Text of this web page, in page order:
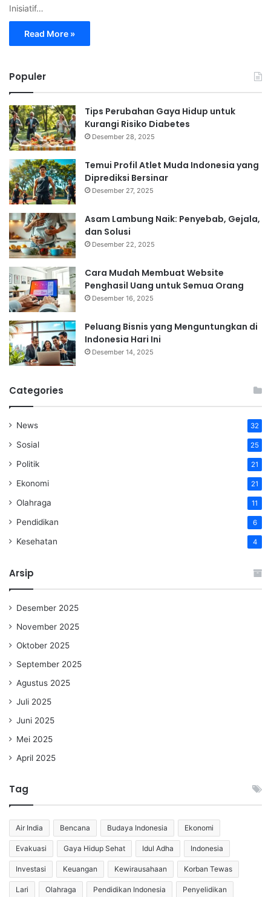
Inisiatif…
Read More »
Populer
Tips Perubahan Gaya Hidup untuk
Kurangi Risiko Diabetes
Desember 28, 2025
Temui Profil Atlet Muda Indonesia yang
Diprediksi Bersinar
Desember 27, 2025
Asam Lambung Naik: Penyebab, Gejala,
dan Solusi
Desember 22, 2025
Cara Mudah Membuat Website
Penghasil Uang untuk Semua Orang
Desember 16, 2025
Peluang Bisnis yang Menguntungkan di
Indonesia Hari Ini
Desember 14, 2025
Categories
News 32
Sosial 25
Politik 21
Ekonomi 21
Olahraga 11
Pendidikan 6
Kesehatan 4
Arsip
Desember 2025
November 2025
Oktober 2025
September 2025
Agustus 2025
Juli 2025
Juni 2025
Mei 2025
April 2025
Tag
Air India Bencana Budaya Indonesia Ekonomi
Evakuasi Gaya Hidup Sehat Idul Adha Indonesia
Investasi Keuangan Kewirausahaan Korban Tewas
Lari Olahraga Pendidikan Indonesia Penyelidikan